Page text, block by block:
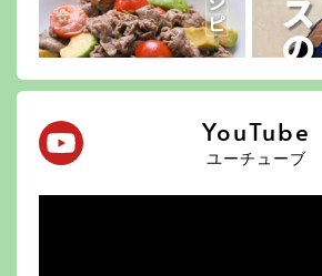
YouTube
ユーチューブ